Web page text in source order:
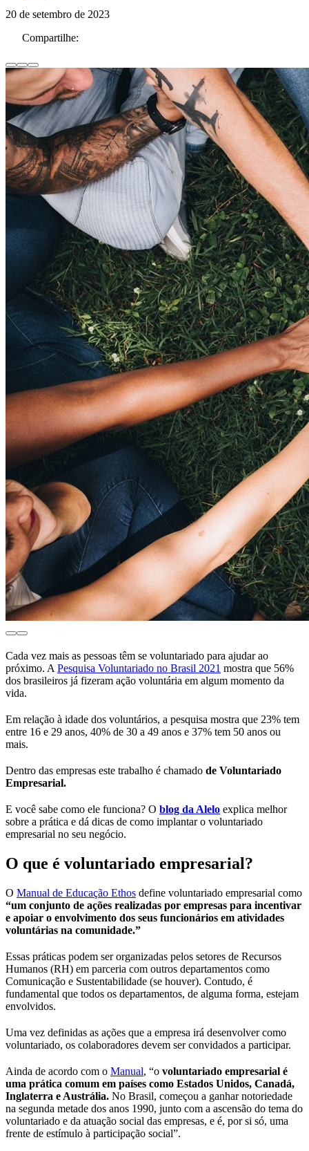
20 de setembro de 2023
Compartilhe:
Cada vez mais as pessoas têm se voluntariado para ajudar ao
próximo. A Pesquisa Voluntariado no Brasil 2021 mostra que 56%
dos brasileiros já fizeram ação voluntária em algum momento da
vida.
Em relação à idade dos voluntários, a pesquisa mostra que 23% tem
entre 16 e 29 anos, 40% de 30 a 49 anos e 37% tem 50 anos ou
mais.
Dentro das empresas este trabalho é chamado de Voluntariado
Empresarial.
E você sabe como ele funciona? O blog da Alelo explica melhor
sobre a prática e dá dicas de como implantar o voluntariado
empresarial no seu negócio.
O que é voluntariado empresarial?
O Manual de Educação Ethos define voluntariado empresarial como
“um conjunto de ações realizadas por empresas para incentivar
e apoiar o envolvimento dos seus funcionários em atividades
voluntárias na comunidade.”
Essas práticas podem ser organizadas pelos setores de Recursos
Humanos (RH) em parceria com outros departamentos como
Comunicação e Sustentabilidade (se houver). Contudo, é
fundamental que todos os departamentos, de alguma forma, estejam
envolvidos.
Uma vez definidas as ações que a empresa irá desenvolver como
voluntariado, os colaboradores devem ser convidados a participar.
Ainda de acordo com o Manual, “o voluntariado empresarial é
uma prática comum em países como Estados Unidos, Canadá,
Inglaterra e Austrália. No Brasil, começou a ganhar notoriedade
na segunda metade dos anos 1990, junto com a ascensão do tema do
voluntariado e da atuação social das empresas, e é, por si só, uma
frente de estímulo à participação social”.